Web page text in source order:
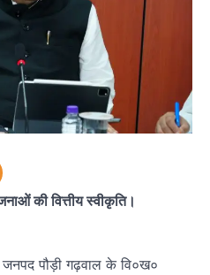
की वित्तीय स्वीकृति।
जनपद पौड़ी गढ़वाल के वि०ख०